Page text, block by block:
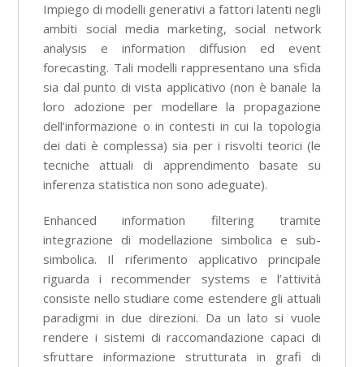
Impiego di modelli generativi a fattori latenti negli
ambiti social media marketing, social network
analysis e information diffusion ed event
forecasting. Tali modelli rappresentano una sfida
sia dal punto di vista applicativo (non è banale la
loro adozione per modellare la propagazione
dell’informazione o in contesti in cui la topologia
dei dati è complessa) sia per i risvolti teorici (le
tecniche attuali di apprendimento basate su
inferenza statistica non sono adeguate).
Enhanced information filtering tramite
integrazione di modellazione simbolica e sub-
simbolica. Il riferimento applicativo principale
riguarda i recommender systems e l’attività
consiste nello studiare come estendere gli attuali
paradigmi in due direzioni. Da un lato si vuole
rendere i sistemi di raccomandazione capaci di
sfruttare informazione strutturata in grafi di